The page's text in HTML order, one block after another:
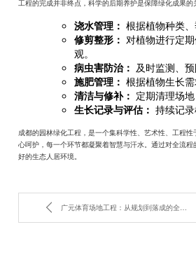
工程的完成并非终点，科学的后期养护是保障绿化成果的
浇水管理： 根据植物种类
修剪整形： 对植物进行定
观。
病虫害防治： 及时监测、
施肥管理： 根据植物生长需
清洁与修补： 定期清理场
生长记录与评估： 持续记
成都的园林绿化工程，是一个集科学性、艺术性、工程
心呵护，每一个环节都凝聚着智慧与汗水。通过对全流
好的生态人居环境。
广元体育场地工程：从规划到落成的全方位指南